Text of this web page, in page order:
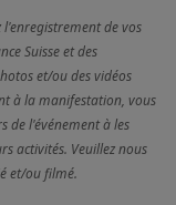
l'enregistrement de vos
Suisse et des
et/ou des vidéos
à la manifestation, vous
de l'événement à les
activités. Veuillez nous
et/ou filmé.